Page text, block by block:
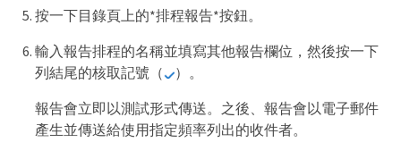
按一下目錄頁上的*排程報告*按鈕。
輸入報告排程的名稱並填寫其他報告欄位，然後按一下
列結尾的核取記號（
）。
報告會立即以測試形式傳送。之後、報告會以電子郵件
產生並傳送給使用指定頻率列出的收件者。